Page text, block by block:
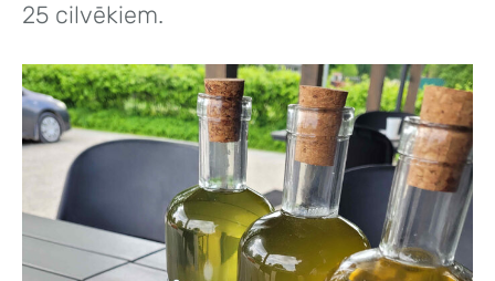
25 cilvēkiem.